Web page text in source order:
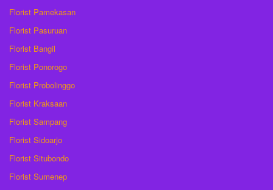
Florist Pamekasan
Florist Pasuruan
Florist Bangil
Florist Ponorogo
Florist Probolinggo
Florist Kraksaan
Florist Sampang
Florist Sidoarjo
Florist Situbondo
Florist Sumenep